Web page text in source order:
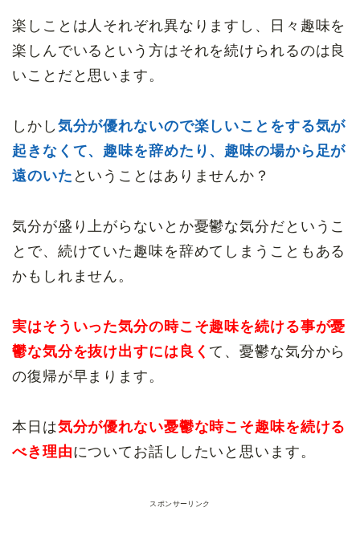
楽しことは人それぞれ異なりますし、日々趣味を
楽しんでいるという方はそれを続けられるのは良
いことだと思います。
しかし 気分が優れないので楽しいことをする気が
起きなくて、趣味を辞めたり、趣味の場から足が
遠のいた ということはありませんか？
気分が盛り上がらないとか憂鬱な気分だというこ
とで、続けていた趣味を辞めてしまうこともある
かもしれません。
実はそういった気分の時こそ趣味を続ける事が憂
鬱な気分を抜け出すには良く て、憂鬱な気分から
の復帰が早まります。
本日は気分が優れない憂鬱な時こそ趣味を続ける
べき理由についてお話ししたいと思います。
スポンサーリンク